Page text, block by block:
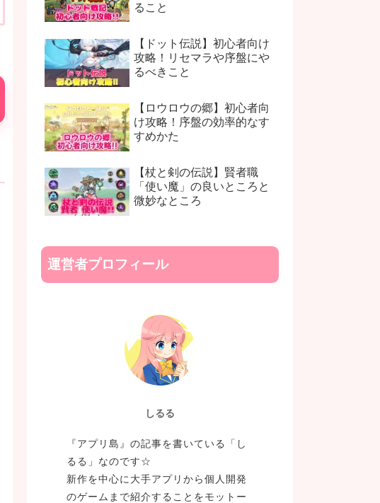
ること
【ドット伝説】初心者向け
攻略！リセマラや序盤にや
るべきこと
【ロウロウの郷】初心者向
け攻略！序盤の効率的なす
すめかた
【杖と剣の伝説】賢者職
「使い魔」の良いところと
微妙なところ
運営者プロフィール
しるる
『アプリ島』の記事を書いている「し
るる」なのです☆
新作を中心に大手アプリから個人開発
のゲームまで紹介することをモットー